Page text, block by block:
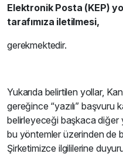
Elektronik Posta (KEP)
tarafımıza iletilmesi,
gerekmektedir.
Yukarıda belirtilen yollar,
gereğince “yazılı” başvuru
belirleyeceği başkaca
bu yöntemler üzerinden de
Şirketimizce ilgililerine